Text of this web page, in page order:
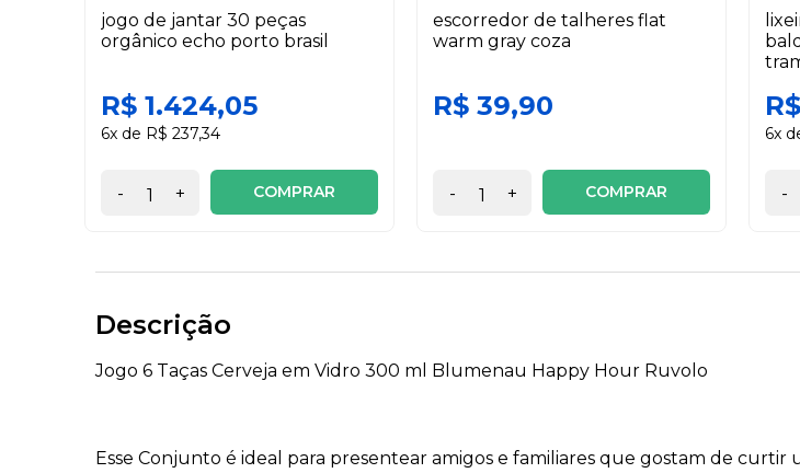
jogo de jantar 30 peças
orgânico echo porto brasil
R$ 1.424,05
6x de R$ 237,34
- + COMPRAR
escorredor de talheres flat
warm gray coza
R$ 39,90
- + COMPRAR
6x
-
Descrição
Jogo 6 Taças Cerveja em Vidro 300 ml Blumenau Happy Hour Ruvolo
Esse Conjunto é ideal para presentear amigos e familiares que gostam de